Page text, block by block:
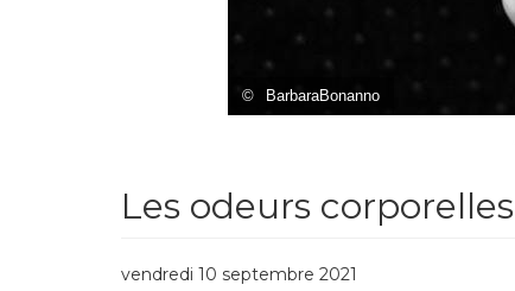
© BarbaraBonanno
Les odeurs corporelles
vendredi 10 septembre 2021